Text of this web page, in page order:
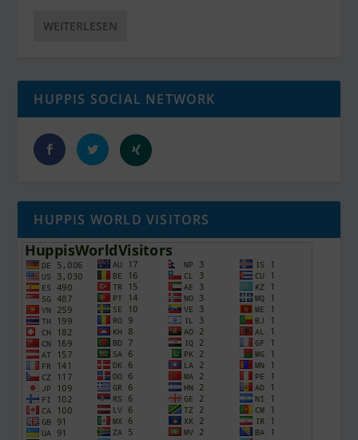
WEITERLESEN
HUPPIS SOCIAL NETWORK
HUPPIS WORLD VISITORS